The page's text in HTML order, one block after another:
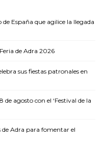
España que agilice la llegada
de Adra 2026
sus fiestas patronales en
de agosto con el ‘Festival de la
de Adra para fomentar el